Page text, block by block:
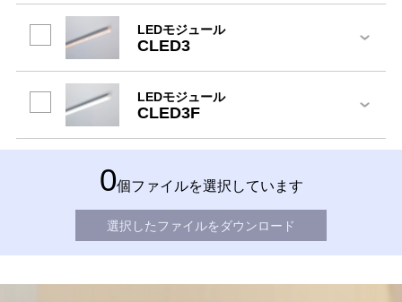
LEDモジュール
CLED3
LEDモジュール
CLED3F
0個ファイルを選択しています
選択したファイルをダウンロード